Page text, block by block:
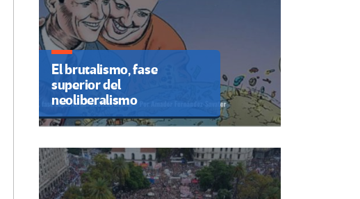
El brutalismo, fase
superior del
neoliberalismo